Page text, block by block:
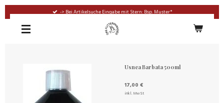
springen
-> Bei Artikelsuche Eingabe mit Stern: Bsp. Muster*
Usnea Barbata 500ml
17,00 €
inkl. MwSt